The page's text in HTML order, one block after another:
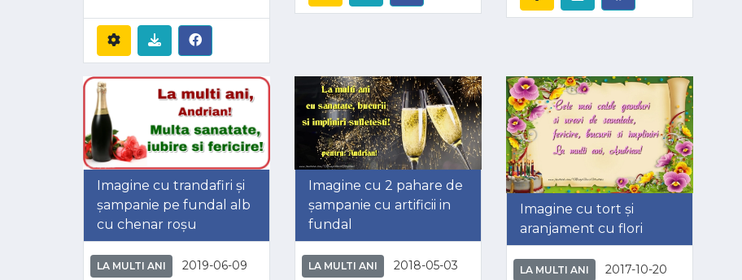
Imagine cu trandafiri și
șampanie pe fundal alb
cu chenar roșu
LA MULTI ANI 2019-06-09
Imagine cu 2 pahare de
șampanie cu artificii in
fundal
LA MULTI ANI 2018-05-03
Imagine cu tort și
aranjament cu flori
LA MULTI ANI 2017-10-20